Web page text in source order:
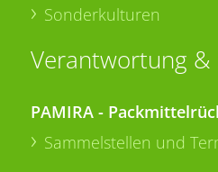
Sonderkulturen
Verantwortung &
PAMIRA -
Sammelstellen und